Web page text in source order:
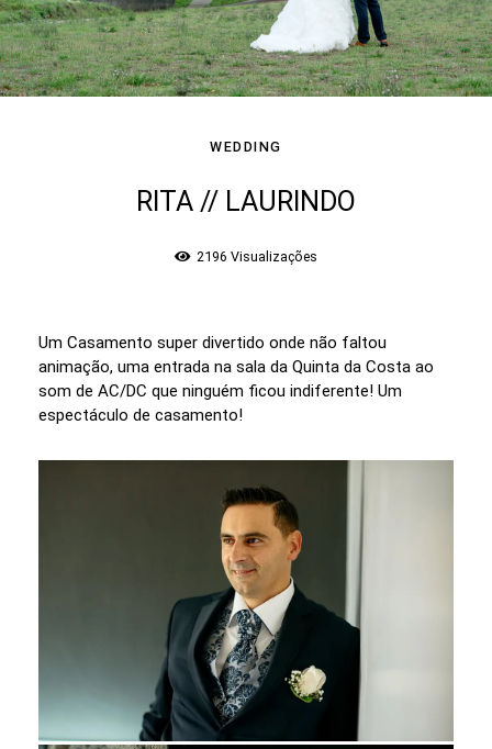
WEDDING
RITA // LAURINDO
2196 Visualizações
Um Casamento super divertido onde não faltou
animação, uma entrada na sala da Quinta da Costa ao
som de AC/DC que ninguém ficou indiferente! Um
espectáculo de casamento!